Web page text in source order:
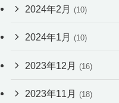
2024年2月 (10)
2024年1月 (10)
2023年12月 (16)
2023年11月 (18)